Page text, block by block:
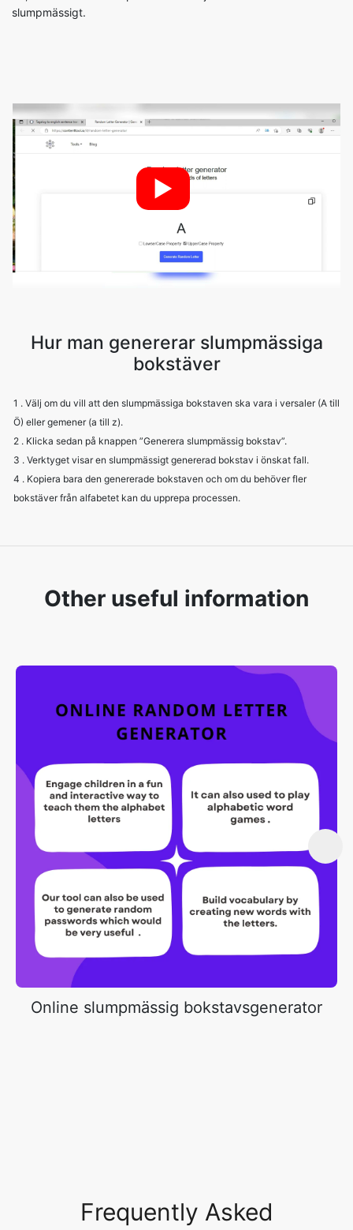
slumpmässigt.
►
Hur man genererar slumpmässiga
bokstäver
1 . Välj om du vill att den slumpmässiga bokstaven ska vara i versaler (A till
Ö) eller gemener (a till z).
2 . Klicka sedan på knappen ”Generera slumpmässig bokstav”.
3 . Verktyget visar en slumpmässigt genererad bokstav i önskat fall.
4 . Kopiera bara den genererade bokstaven och om du behöver fler
bokstäver från alfabetet kan du upprepa processen.
Other useful information
Online slumpmässig bokstavsgenerator
Frequently Asked